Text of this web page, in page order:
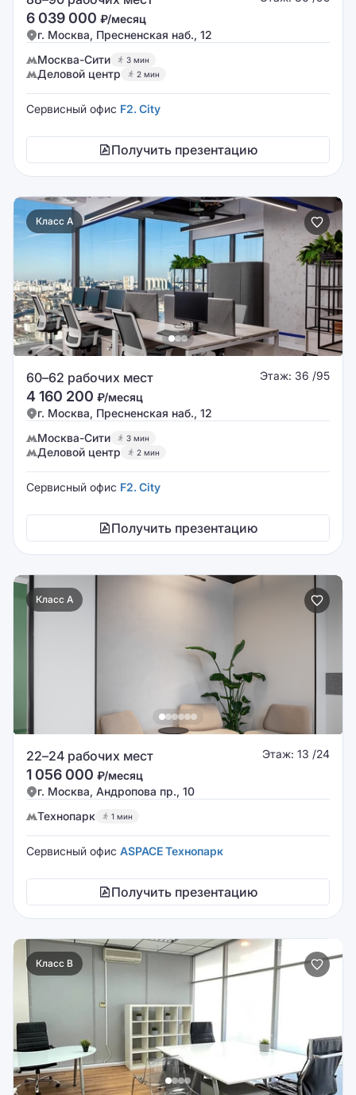
6 039 000 ₽/месяц
г. Москва, Пресненская наб., 12
Москва-Сити
3 мин
Деловой центр 2 мин
Сервисный офис F2. City
Получить презентацию
Класс A
60–62 рабочих мест Этаж: 36 /95
4 160 200 ₽/месяц
г. Москва, Пресненская наб., 12
Москва-Сити
3 мин
Деловой центр 2 мин
Сервисный офис F2. City
Получить презентацию
Класс A
22–24 рабочих мест Этаж: 13 /24
1 056 000 ₽/месяц
г. Москва, Андропова пр., 10
Технопарк
1 мин
Сервисный офис ASPACE Технопарк
Получить презентацию
Класс B